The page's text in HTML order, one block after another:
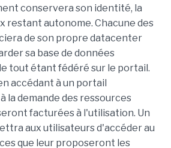
conservera son identité, la
restant autonome. Chacune des
de son propre datacenter
sa base de données
tout étant fédéré sur le portail.
accédant à un portail
la demande des ressources
facturées à l'utilisation. Un
aux utilisateurs d'accéder au
que leur proposeront les